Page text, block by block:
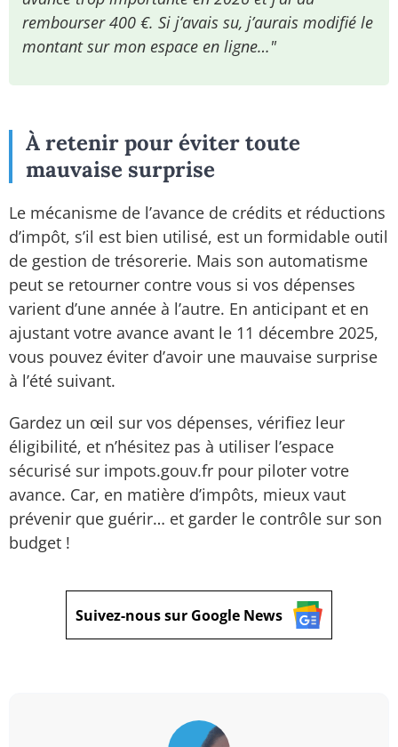
rembourser 400 €. Si j’avais su, j’aurais modifié le
montant sur mon espace en ligne…"
À retenir pour éviter toute
mauvaise surprise
Le mécanisme de l’avance de crédits et réductions
d’impôt, s’il est bien utilisé, est un formidable outil
de gestion de trésorerie. Mais son automatisme
peut se retourner contre vous si vos dépenses
varient d’une année à l’autre. En anticipant et en
ajustant votre avance avant le 11 décembre 2025,
vous pouvez éviter d’avoir une mauvaise surprise
à l’été suivant.
Gardez un œil sur vos dépenses, vérifiez leur
éligibilité, et n’hésitez pas à utiliser l’espace
sécurisé sur impots.gouv.fr pour piloter votre
avance. Car, en matière d’impôts, mieux vaut
prévenir que guérir… et garder le contrôle sur son
budget !
Suivez-nous sur Google News